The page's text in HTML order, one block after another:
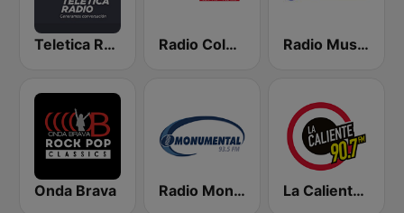
Teletica Radio 91.5 FM Radio Columbia Radio Musical
Onda Brava Radio Monumental La Caliente 90.7 FM